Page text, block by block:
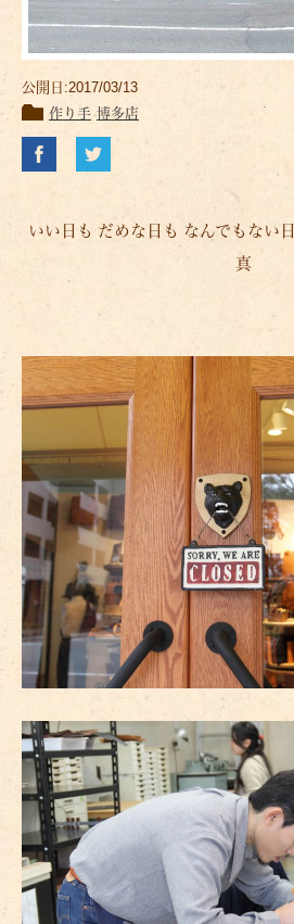
公開日:2017/03/13
作り手 博多店
いい日も だめな日も なんでもない
真